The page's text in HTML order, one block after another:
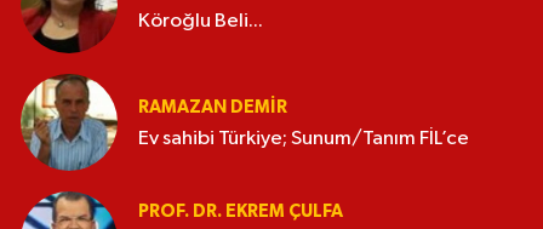
Köroğlu Beli...
RAMAZAN DEMİR
Ev sahibi Türkiye; Sunum/Tanım FİL’ce
PROF. DR. EKREM ÇULFA